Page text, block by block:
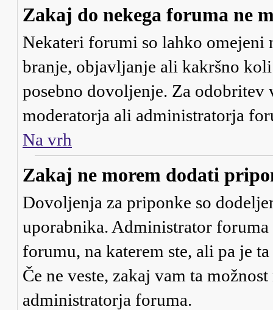
Zakaj do nekega foruma ne
Nekateri forumi so lahko omejeni
branje, objavljanje ali kakršno
posebno dovoljenje. Za odobritev
moderatorja ali administratorja
Na vrh
Zakaj ne morem dodati
Dovoljenja za priponke so
uporabnika. Administrator
forumu, na katerem ste, ali pa je
Če ne veste, zakaj vam ta
administratorja foruma.